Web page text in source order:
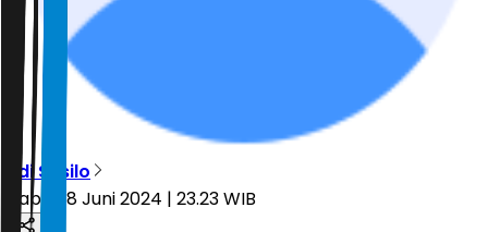
Edi Susilo
Sabtu, 8 Juni 2024 | 23.23 WIB